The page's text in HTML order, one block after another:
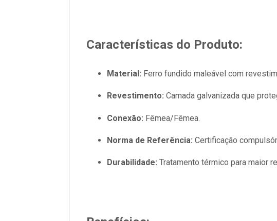
Características do Produto:
Material: Ferro fundido maleável com
Revestimento: Camada galvanizada que
Conexão: Fêmea/Fêmea.
Norma de Referência: Certificação
Durabilidade: Tratamento térmico para maior